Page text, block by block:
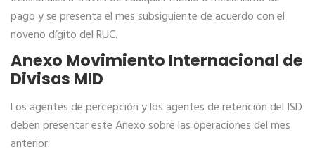
pago y se presenta el mes subsiguiente de acuerdo con el
noveno dígito del RUC.
Anexo Movimiento Internacional de
Divisas MID
Los agentes de percepción y los agentes de retención del ISD
deben presentar este Anexo sobre las operaciones del mes
anterior.